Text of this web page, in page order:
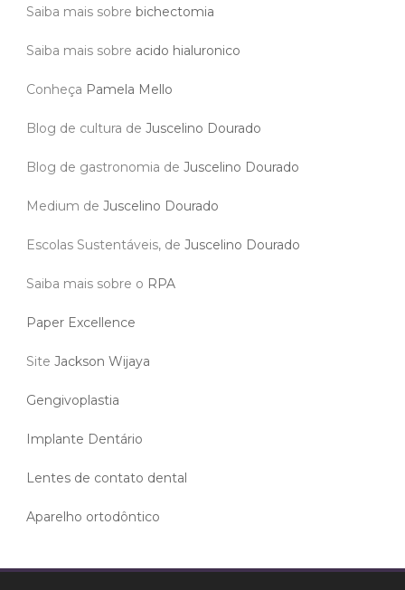
Saiba mais sobre bichectomia
Saiba mais sobre acido hialuronico
Conheça Pamela Mello
Blog de cultura de Juscelino Dourado
Blog de gastronomia de Juscelino Dourado
Medium de Juscelino Dourado
Escolas Sustentáveis, de Juscelino Dourado
Saiba mais sobre o RPA
Paper Excellence
Site Jackson Wijaya
Gengivoplastia
Implante Dentário
Lentes de contato dental
Aparelho ortodôntico